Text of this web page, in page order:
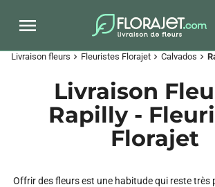
Livraison fleurs chevron_right Fleuristes Florajet chevron_right Calvados chevron_right
Livraison
Rapilly -
Florajet
Offrir des fleurs est une habitude qui reste très